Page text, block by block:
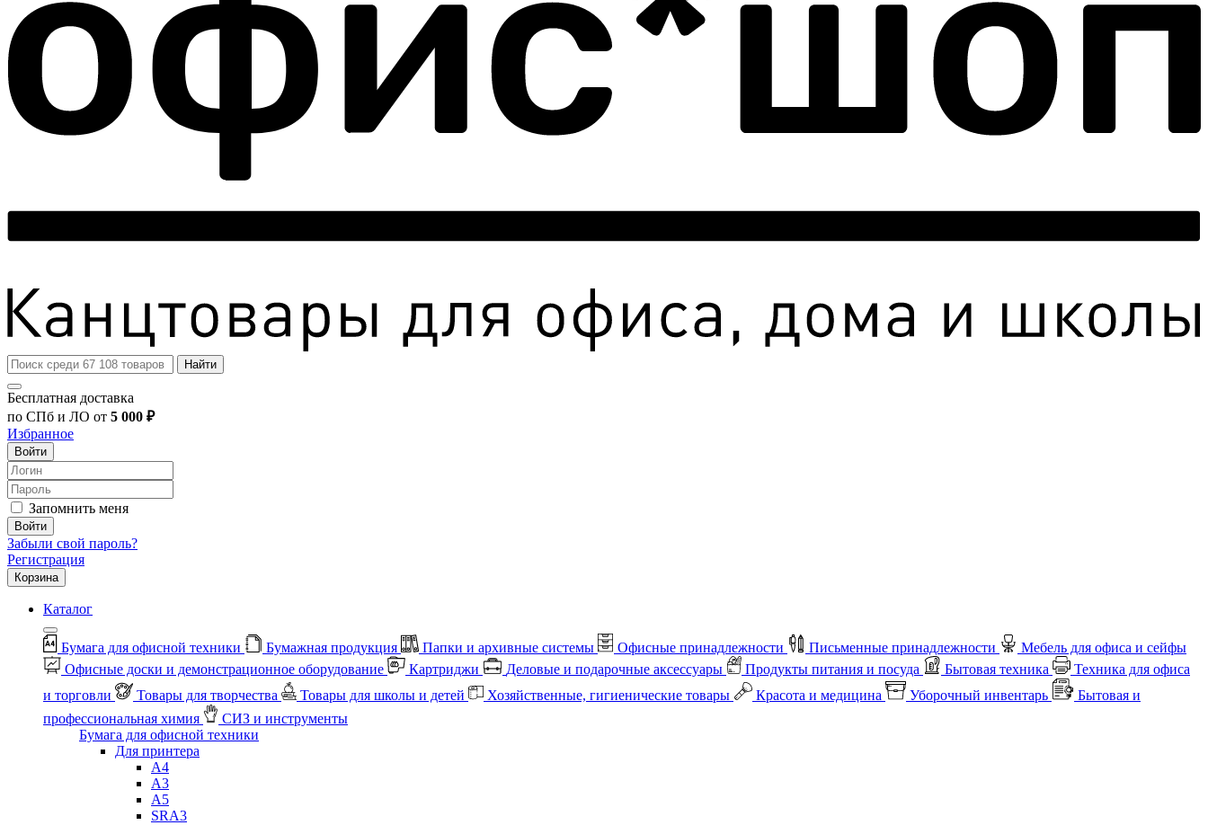
Найти
Бесплатная доставка
по СПб и ЛО от 5 000 ₽
Избранное
Войти
Запомнить меня
Войти
Забыли свой пароль?
Регистрация
Корзина
Каталог
Бумага для офисной техники Бумажная продукция Папки и архивные системы Офисные принадлежности Письменные принадлежности
Мебель для офиса и сейфы
Офисные доски и демонстрационное оборудование
Картриджи Деловые и подарочные аксессуары Продукты питания и посуда Бытовая техника
Техника для офиса
и торговли
Товары для творчества Товары для школы и детей Хозяйственные, гигиенические товары Красота и медицина Уборочный инвентарь
Бытовая и
профессиональная химия
СИЗ и инструменты
Бумага для офисной техники
Для принтера
А4
А3
А5
SRA3